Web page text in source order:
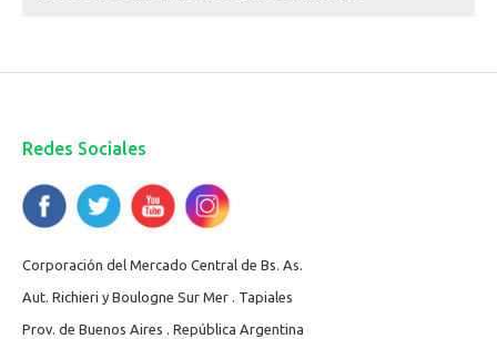
Redes Sociales
Corporación del Mercado Central de Bs. As.
Aut. Richieri y Boulogne Sur Mer . Tapiales
Prov. de Buenos Aires . República Argentina